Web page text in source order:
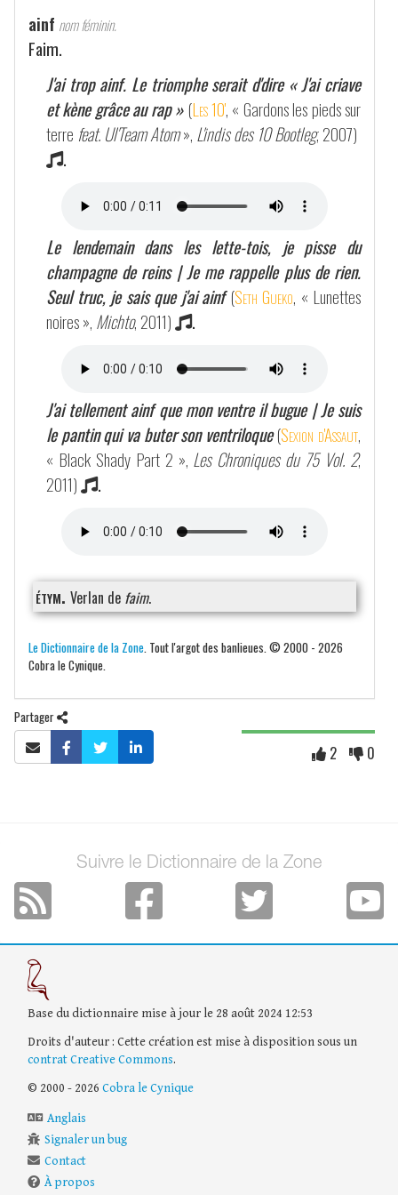
ainf nom féminin.
Faim.
J'ai trop ainf. Le triomphe serait d'dire « J'ai criave
et kène grâce au rap » (Les 10', « Gardons les pieds sur
terre feat. Ul'Team Atom», L'indis des 10 Bootleg, 2007)
.
Le lendemain dans les lette-tois, je pisse du
champagne de reins | Je me rappelle plus de rien.
Seul truc, je sais que j'ai ainf (Seth Gueko, « Lunettes
noires », Michto, 2011) .
J'ai tellement ainf que mon ventre il bugue | Je suis
le pantin qui va buter son ventriloque (Sexion d'Assaut,
« Black Shady Part 2 », Les Chroniques du 75 Vol. 2,
2011)
.
étym. Verlan de faim.
Le Dictionnaire de la Zone . Tout l'argot des banlieues. © 2000 - 2026
Cobra le Cynique.
Partager
2 0
Suivre le Dictionnaire de la Zone
Base du dictionnaire mise à jour le 28 août 2024 12:53
Droits d'auteur : Cette création est mise à disposition sous un
contrat Creative Commons.
© 2000 - 2026 Cobra le Cynique
Anglais
Signaler un bug
Contact
À propos